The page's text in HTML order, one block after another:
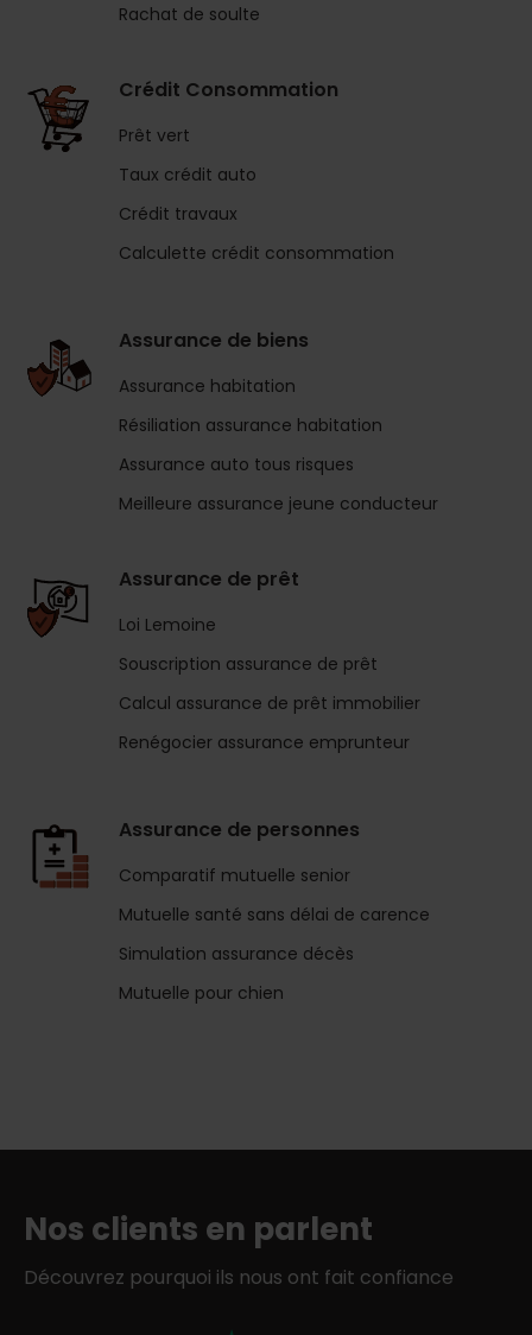
Rachat de soulte
Crédit Consommation
Prêt vert
Taux crédit auto
Crédit travaux
Calculette crédit consommation
Assurance de biens
Assurance habitation
Résiliation assurance habitation
Assurance auto tous risques
Meilleure assurance jeune conducteur
Assurance de prêt
Loi Lemoine
Souscription assurance de prêt
Calcul assurance de prêt immobilier
Renégocier assurance emprunteur
Assurance de personnes
Comparatif mutuelle senior
Mutuelle santé sans délai de carence
Simulation assurance décès
Mutuelle pour chien
Nos clients en parlent
Découvrez pourquoi ils nous ont fait confiance